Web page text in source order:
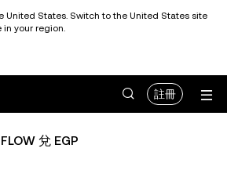
United States. Switch to the United States site
your region.
註冊
FLOW 兌 EGP